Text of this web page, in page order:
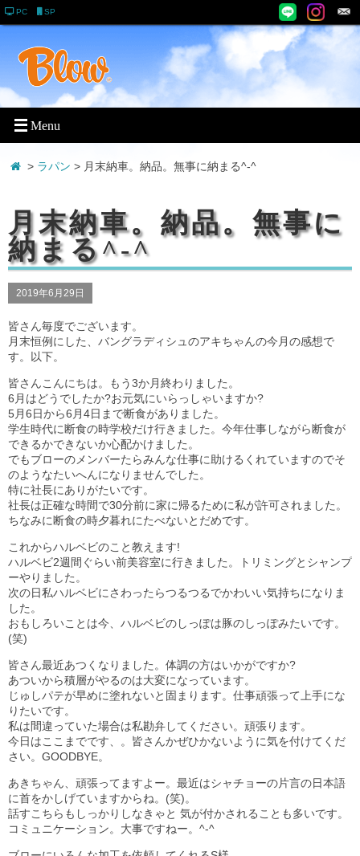
PC SP
> ラパン > 月末納車。納品。無事に納まる^-^
月末納車。納品。無事に
納まる^-^
2019年6月29日
皆さん毎度でございます。
月末恒例にした、バングラディシュのアキちゃんの今月の感想で
す。以下。
皆さんこんにちは。もう3か月終わりました。
6月はどうでしたか?お元気にいらっしゃいますか?
5月6日から6月4日まで断食がありました。
学生時代に断食の時学校だけ行きました。今年仕事しながら断食が
できるかできないか心配かけました。
でもブローのメンバーたらみんな仕事に助けるくれていますのでそ
のようなたいへんになりませんでした。
特に社長にありがたいです。
社長は正確な時間で30分前に家に帰るために私が許可されました。
ちなみに断食の時夕暮れにたべないとだめです。
これからハルベビのこと教えます!
ハルベビ2週間ぐらい前美容室に行きました。トリミングとシャンプ
ーやりました。
次の日私ハルベビにさわったらつるつるでかわいい気持ちになりま
した。
おもしろいことは今、ハルベビのしっぽは豚のしっぽみたいです。
(笑)
皆さん最近あつくなりました。体調の方はいかがですか?
あついから積層がやるのは大変になっています。
じゅしパテが早めに塗れないと固まります。仕事頑張って上手にな
りたいです。
私は間違っていた場合は私勘弁してください。頑張ります。
今日はここまでです、。皆さんかぜひかないように気を付けてくだ
さい。GOODBYE。
あきちゃん、頑張ってますよー。最近はシャチョーの片言の日本語
に首をかしげていますからね。(笑)。
話すこちらもしっかりしなきゃと 気が付かされることも多いです。
コミュニケーション。大事ですねー。^-^